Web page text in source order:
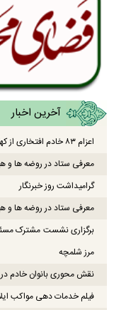
آخرین اخبار
اعزام ۸۳ خادم افتخاری از کهگیلویه و بویراحمد به پروژه ستاد کاظمین در عراق
معرفی ستاد در روضه ها و
گرامیداشت روز خبرنگار
معرفی ستاد در روضه ها و
برگزاری نشست مشترک
مرز شلمچه
نقش محوری بانوان خادم در
فیلم خدمات دهی مواکب